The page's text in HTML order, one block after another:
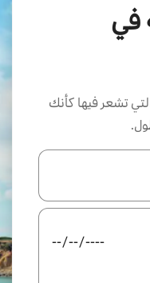
في
تشعر فيها كأنك
لأعلى ولأسفل أو